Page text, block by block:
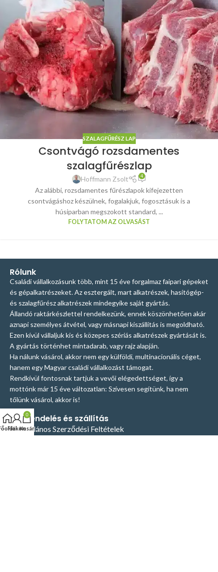
SZALAGFŰRÉSZ LAP
Csontvágó rozsdamentes
szalagfűrészlap
Hoffmann Zsolt 4
Az alábbi, rozsdamentes fűrészlapok kifejezetten
csontvágáshoz készülnek, fogalakjuk, fogosztásuk is a
húsiparban megszokott standard, ...
FOLYTATOM AZ OLVASÁST
Rólunk
Családi vállalkozásunk több, mint 15 éve forgalmaz faipari gépeket
és gépalkatrészeket. Az esztergált, mart alkatrészek, hasítógép-
és szalagfűrész alkatrészek mindegyike saját gyártás.
Állandó raktárkészlettel rendelkezünk, ennek köszönhetően akár
aznapi személyes átvétel, vagy másnapi kiszállítás is megoldható.
Ezen kívül vállaljuk kis és közepes szériás alkatrészek gyártását is.
A gyártás történhet mintadarab, vagy rajz alapján.
Ha nálunk vásárol, akkor nem egy külföldi, multinacionális céget,
hanem egy Magyar családi vállalkozást támogat.
Rendkívül fontosnak tartjuk a vevői elégedettséget, így a
mottónk már 15 éve változatlan: Szívesen segítünk, ha nem
tőlünk vásárol, akkor is!
Megrendelés és szállítás
Általános Szerződési Feltételek
Fiókom
0
Kosár